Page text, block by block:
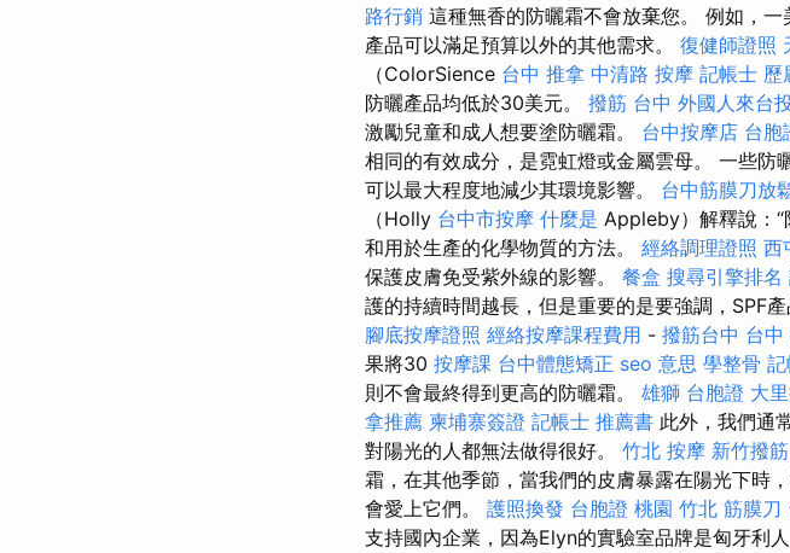
路行銷 這種無香的防曬霜不會放棄您。 例如，
產品可以滿足預算以外的其他需求。 復健師證照
（ColorSience 台中 推拿 中清路 按摩 記帳士 歷
防曬產品均低於30美元。 撥筋 台中 外國人來台
激勵兒童和成人想要塗防曬霜。 台中按摩店 台胞
相同的有效成分，是霓虹燈或金屬雲母。 一些防
可以最大程度地減少其環境影響。 台中筋膜刀放
（Holly 台中市按摩 什麼是 Appleby）解釋說：
和用於生產的化學物質的方法。 經絡調理證照 西
保護皮膚免受紫外線的影響。 餐盒 搜尋引擎排名
護的持續時間越長，但是重要的是要強調，SPF
腳底按摩證照 經絡按摩課程費用 - 撥筋台中 台中
果將30 按摩課 台中體態矯正 seo 意思 學整骨
則不會最終得到更高的防曬霜。 雄獅 台胞證 大
拿推薦 柬埔寨簽證 記帳士 推薦書 此外，我們通
對陽光的人都無法做得很好。 竹北 按摩 新竹撥筋
霜，在其他季節，當我們的皮膚暴露在陽光下時
會愛上它們。 護照換發 台胞證 桃園 竹北 筋膜刀
支持國內企業，因為Elyn的實驗室品牌是匈牙利人